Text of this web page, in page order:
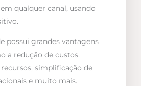
qualquer canal, usando
possui grandes vantagens
a redução de custos,
simplificação de
e muito mais.